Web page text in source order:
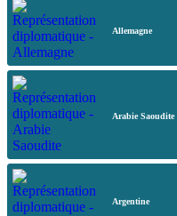
Allemagne
Arabie Saoudite
Argentine